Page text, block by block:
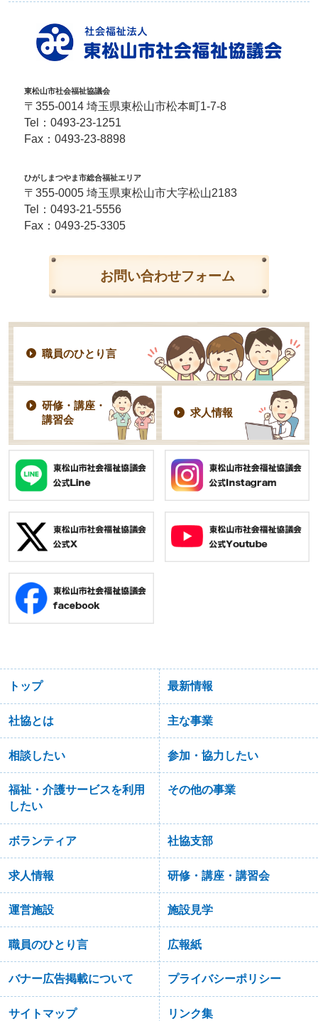
東松山市社会福祉協議会
〒355-0014 埼玉県東松山市松本町1-7-8
Tel： 0493-23-1251
Fax：0493-23-8898
ひがしまつやま市総合福祉エリア
〒355-0005 埼玉県東松山市大字松山2183
Tel： 0493-21-5556
Fax：0493-25-3305
お問い合わせフォーム
職員のひとり言
研修・講座・
講習会
求人情報
トップ 最新情報
社協とは 主な事業
相談したい 参加・協力したい
福祉・介護サービスを利用
したい
その他の事業
ボランティア 社協支部
求人情報 研修・講座・講習会
運営施設 施設見学
職員のひとり言 広報紙
バナー広告掲載について プライバシーポリシー
サイトマップ リンク集